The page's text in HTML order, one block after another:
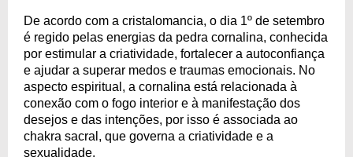
De acordo com a cristalomancia, o dia 1º de setembro
é regido pelas energias da pedra cornalina, conhecida
por estimular a criatividade, fortalecer a autoconfiança
e ajudar a superar medos e traumas emocionais. No
aspecto espiritual, a cornalina está relacionada à
conexão com o fogo interior e à manifestação dos
desejos e das intenções, por isso é associada ao
chakra sacral, que governa a criatividade e a
sexualidade.